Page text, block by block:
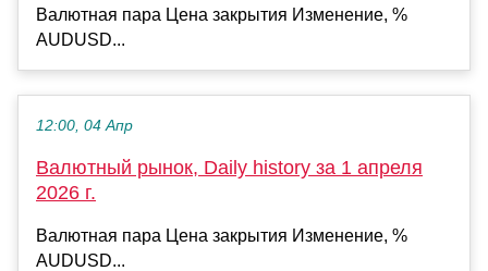
Валютная пара Цена закрытия Изменение, %
AUDUSD...
12:00, 04 Апр
Валютный рынок, Daily history за 1 апреля
2026 г.
Валютная пара Цена закрытия Изменение, %
AUDUSD...